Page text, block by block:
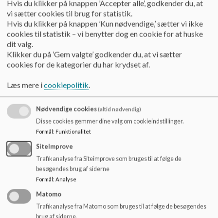
Mail: eller der kan skrives på aula
Psykologerne på Utterslev Skole understøtter lærere,
pædagoger og ledelse i arbejdet med elevernes trivsel og
udvikling.
Psykologerne sidder med i skolens Ressourcecenter som
eksterne vejledere og samarbejdspartnere.
samtykke fra forældre før de går ind i en sag om en specifik
elev. På skolen bruges deres hjælp til observationer i
klasserne eller på årgange. Disse observationer kan danne
grundlag for vejledning omkring samspillet mellem lærere og
elever samt eleverne imellem. Psykologerne tilbyder desuden
supervision til lærerne og teams. De kan deltage i møder med
forældre omkring den enkelte elev, hvis der er bekymring for
elevens faglige udvikling og trivsel. De kan efterfølgende
planlægge et udredningsforløb og sparre med forældre og
personale omkring arbejdet med eleven. Psykologerne kan
også have understøttende samtaler med enkeltelever eller
Hvis du klikker på knappen ’Accepter alle’, godkender du, at
vi sætter cookies til brug for statistik.
Hvis du klikker på knappen ’Kun nødvendige,’ sætter vi ikke
cookies til statistik – vi benytter dog en cookie for at huske
dit valg.
Klikker du på ’Gem valgte’ godkender du, at vi sætter
cookies for de kategorier du har krydset af.
Læs mere icookiepolitik.
Nødvendige cookies(altid nødvendig)
Disse cookies gemmer dine valg om cookieindstillinger.
Formål: Funktionalitet
SiteImprove
Trafikanalyse fra Siteimprove som bruges til at følge de
besøgendes brug af siderne
Formål: Analyse
Matomo
Trafikanalyse fra Matomo som bruges til at følge de besøgendes
brug af siderne.